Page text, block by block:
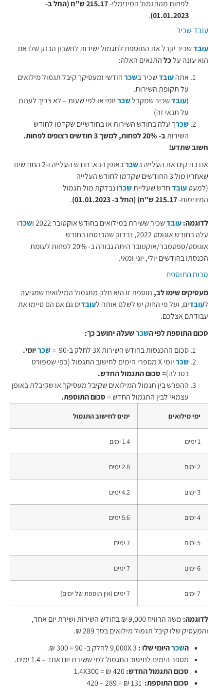
לפחות מהתגמול המינימלי-
215.17 ש"ח (החל ב-
01.01.2023)
.
עובד שכיר
עובדשכיר יקבל את התוספת לתגמול ישירות לחשבון הבנק שלו אם
הוא עונה עלכלהתנאים האלה:
אתהעובדשכיר בשכרחודשי ומעסיקך קיבל תגמול מילואים
על תקופת השירות.
עובדשכיר שמקבלשכריומי או לפי שעות – לא צריך לענות
על תנאי זה)
שכרך עלה בחודש השירות או בחודשיים שקדמו לחודש
השירותב- 20% לפחות, למשך 3 חודשים רצופים לפחות.
חשוב שתדע!
אנו בודקים את העלייה בשכר
באופן הבא: חודש העלייה ו-2 החודשים
שאחריו מול 3 החודשים שקדמו לחודש העלייה
(למעטעובדחדש שעלייתשכרו נבדקת מול תגמול
המינימום-215.17 ש"ח) (החל ב- 01.01.2023) .
לדוגמה:עובדשכיר ששירת במילואים בחודש אוקטובר 2022 ו שכרו
עלה בחודש אוגוסט 2022, נבדוק שהכנסתו בחודש
אוגוסט/ספטמבר/אוקטובר היתה גבוהה ב- 20% לפחות לעומת
הכנסתו בחודשים יולי, יוני ומאי.
סכום התוספת
מעסיקים שימו לב,תוספת זו היא חלק מתגמול המילואים שמגיעה
עובדים, ועל פי החוק יש לשלם אותה ל עובדים גם אם הם סיימו את
עבודתם אצלכם.
סכום התוספת לפי השכרשעלה יחושב כך:
סכום ההכנסות בחודש השירות 3X לחלק ב-90 =
שכריומי.
שכר
יומי X מספרי הימים לחישוב התגמול (כפי שמפורט
בטבלה)=סכום התגמול החדש.
ההפרש בין תגמול המילואים שקיבל מעסיקך או שקיבלת באופן
עצמאי לבין התגמול החדש =סכום התוספת.
ימי מילואים ימים לחישוב התגמול
1.4 ימים
2.8 ימים
4.2 ימים
5.6 ימים
לדוגמה:
משה הרוויח 9,000 ₪ בחודש השירות ושירת יום אחד,
והמעסיק שלו קיבל תגמול מילואים בסך 289 ₪.
שכרהיומי שלו :3 9,000X לחלק ב- 90 = 300 ₪.
מספר הימים לחישוב התגמול למי ששירת יום אחד – 1.4 ימים.
סכום התגמול החדש:420 ₪ = 1.4X300
סכום התוספת:131 ₪ = 289 – 420